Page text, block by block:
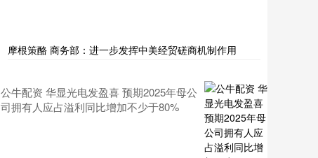
摩根策酪 商务部：进一步发挥中美经贸磋商机制作用
公牛配资 华显光电发盈喜 预期2025年母公
司拥有人应占溢利同比增加不少于80%